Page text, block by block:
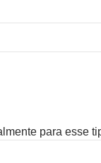
para esse